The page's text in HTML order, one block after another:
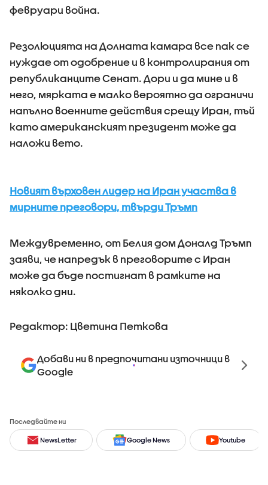
февруари война.
Резолюцията на Долната камара все пак се
нуждае от одобрение и в контролирания от
републиканците Сенат. Дори и да мине и в
него, мярката е малко вероятно да ограничи
напълно военните действия срещу Иран, тъй
като американският президент може да
наложи вето.
Новият върховен лидер на Иран участва в
мирните преговори, твърди Тръмп
Междувременно, от Белия дом Доналд Тръмп
заяви, че напредък в преговорите с Иран
може да бъде постигнат в рамките на
няколко дни.
Редактор: Цветина Петкова
Добави ни в предпочитани източници в
Google
Последвайте ни
NewsLetter Google News Youtube